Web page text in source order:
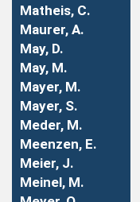
Matheis, C.
Maurer, A.
May, D.
May, M.
Mayer, M.
Mayer, S.
Meder, M.
Meenzen, E.
Meier, J.
Meinel, M.